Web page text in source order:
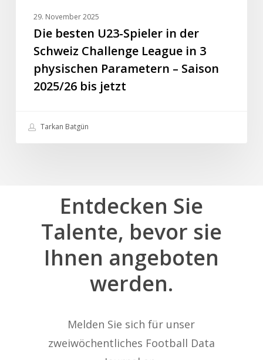
Parametern
Saison
2025/26
29. November 2025
Die besten U23-Spieler in der
Schweiz Challenge League in 3
physischen Parametern – Saison
2025/26 bis jetzt
Tarkan Batgün
Entdecken Sie
Talente, bevor sie
Ihnen angeboten
werden.
Melden Sie sich für unser
zweiwöchentliches Football Data